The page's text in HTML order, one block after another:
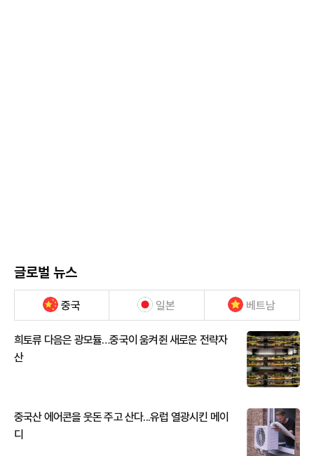
글로벌 뉴스
중국 일본 베트남
희토류 다음은 광모듈…중국이 움켜쥔 새로운 전략자
산
중국산 에어콘을 웃돈 주고 산다...유럽 열광시킨 메이
디